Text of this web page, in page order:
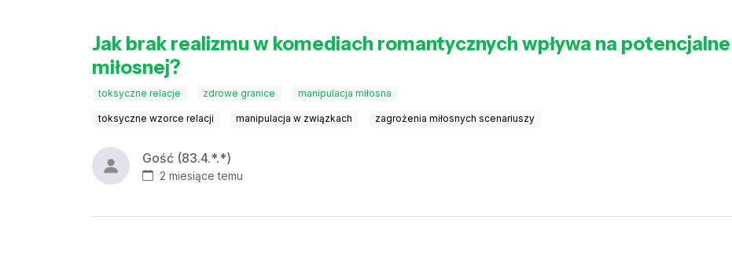
Jak brak realizmu w komediach romantycznych wpływa na
miłosnej?
toksyczne relacje zdrowe granice manipulacja miłosna
toksyczne wzorce relacji manipulacja w związkach zagrożenia miłosnych scenariuszy
Gość (83.4.*.*)
2 miesiące temu